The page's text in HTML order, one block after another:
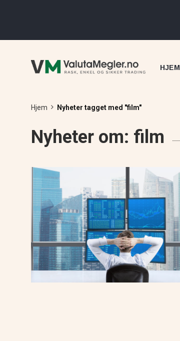
HJEM
Hjem Nyheter tagget med "film"
Nyheter om: film